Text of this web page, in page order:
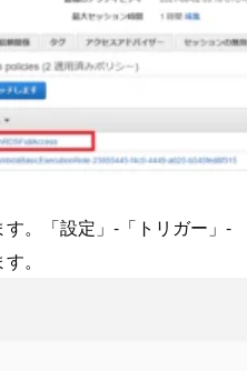
。「設定」-「トリガー」-
。